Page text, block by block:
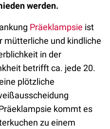
werden.
Präeklampsie ist
mütterliche und kindliche
in der
betrifft ca. jede 20.
plötzliche
kommt es
zu einem